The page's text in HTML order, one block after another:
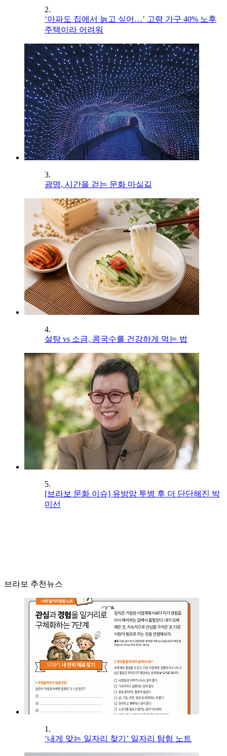
2.
‘아파도 집에서 늙고 싶어…’ 고령 가구 40% 노후
주택이라 어려워
3.
광명, 시간을 걷는 문화 마실길
4.
설탕 vs 소금, 콩국수를 건강하게 먹는 법
5.
[브라보 문화 이슈] 유방암 투병 후 더 단단해진 박
미선
브라보 추천뉴스
1.
‘내게 맞는 일자리 찾기’ 일자리 탐험 노트